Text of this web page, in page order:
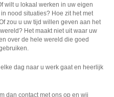
wilt u lokaal werken in uw eigen
nood situaties? Hoe zit het met
zou u uw tijd willen geven aan het
Het maakt niet uit waar uw
over de hele wereld die goed
dag naar u werk gaat en heerlijk
dan contact met ons op en wij